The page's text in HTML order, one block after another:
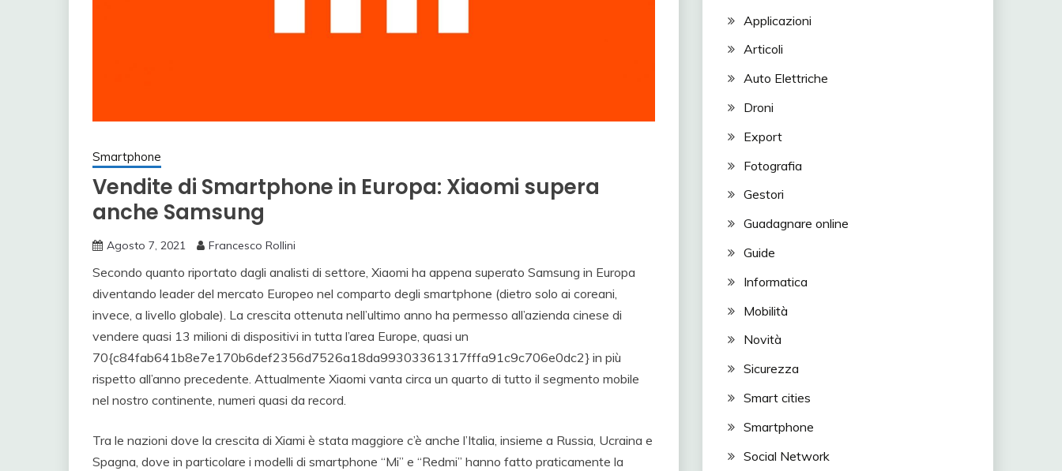
Smartphone
Vendite di Smartphone in Europa: Xiaomi supera
anche Samsung
Agosto 7, 2021 Francesco Rollini
Secondo quanto riportato dagli analisti di settore, Xiaomi ha appena superato Samsung in Europa
diventando leader del mercato Europeo nel comparto degli smartphone (dietro solo ai coreani,
invece, a livello globale). La crescita ottenuta nell’ultimo anno ha permesso all’azienda cinese di
vendere quasi 13 milioni di dispositivi in tutta l’area Europe, quasi un
70{c84fab641b8e7e170b6def2356d7526a18da99303361317fffa91c9c706e0dc2} in più
rispetto all’anno precedente. Attualmente Xiaomi vanta circa un quarto di tutto il segmento mobile
nel nostro continente, numeri quasi da record.
Tra le nazioni dove la crescita di Xiami è stata maggiore c’è anche l’Italia, insieme a Russia, Ucraina e
Spagna, dove in particolare i modelli di smartphone “Mi” e “Redmi” hanno fatto praticamente la
Applicazioni
Articoli
Auto Elettriche
Droni
Export
Fotografia
Gestori
Guadagnare online
Guide
Informatica
Mobilità
Novità
Sicurezza
Smart cities
Smartphone
Social Network